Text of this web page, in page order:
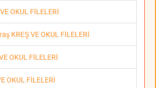
OKUL FİLELERİ
KREŞ VE OKUL FİLELERİ
OKUL FİLELERİ
OKUL FİLELERİ